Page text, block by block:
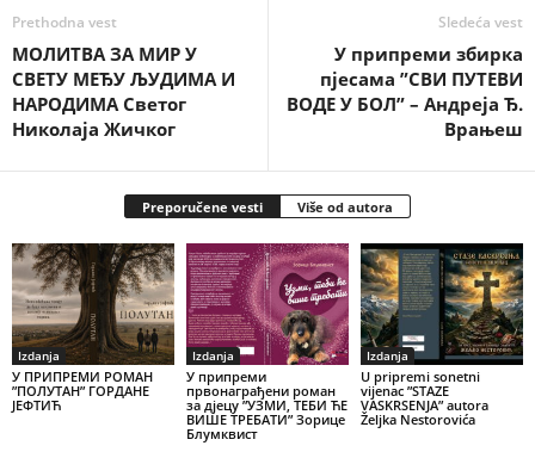
Prethodna vest
МОЛИТВА ЗА МИР У
СВЕТУ МЕЂУ ЉУДИМА И
НАРОДИМА Светог
Николаја Жичког
Sledeća vest
У припреми збирка
пјесама ”СВИ ПУТЕВИ
ВОДЕ У БОЛ” – Андреја Ђ.
Врањеш
Preporučene vesti Više od autora
Izdanja
У ПРИПРЕМИ РОМАН
”ПОЛУТАН” ГОРДАНЕ
ЈЕФТИЋ
Izdanja
У припреми
првонаграђени роман
за дјецу ”УЗМИ, ТЕБИ ЋЕ
ВИШЕ ТРЕБАТИ” Зорице
Блумквист
Izdanja
U pripremi sonetni
vijenac ”STAZE
VASKRSENJA” autora
Željka Nestorovića